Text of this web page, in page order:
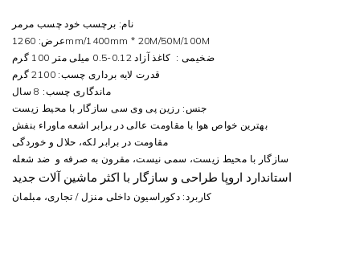
نام: برچسب خود چسب مرمر
عرض: 1260mm/1400mm * 20M/50M/100M
ضخیمی : کاغذ آزاد 0.12-0.5 میلی متر 100 گرم
قدرت لایه برداری چسب: 2100 گرم
ماندگاری چسب: 8 سال
جنس: رزین پی وی سی سازگار با محیط زیست
بهترین خواص هوا با مقاومت عالی در برابر اشعه ماوراء بنفش
مقاومت در برابر لکه، حلال و خوردگی
سازگار با محیط زیست، سمی نیست، مقرون به صرفه و ضد شعله
استاندارد اروپا
کاربرد: دکوراسیون داخلی منزل / تجاری، مبلمان